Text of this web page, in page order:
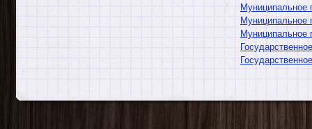
Муниципальное
Муниципальное
Муниципальное